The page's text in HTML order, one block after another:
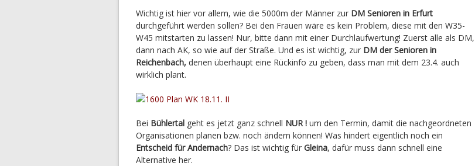
Wichtig ist hier vor allem, wie die 5000m der Männer zur DM Senioren in Erfurt
durchgeführt werden sollen? Bei den Frauen wäre es kein Problem, diese mit den W35-
W45 mitstarten zu lassen! Nur, bitte dann mit einer Durchlaufwertung! Zuerst alle als DM,
dann nach AK, so wie auf der Straße. Und es ist wichtig, zur DM der Senioren in
Reichenbach, denen überhaupt eine Rückinfo zu geben, dass man mit dem 23.4. auch
wirklich plant.
Bei Bühlertal geht es jetzt ganz schnell NUR ! um den Termin, damit die nachgeordneten
Organisationen planen bzw. noch ändern können! Was hindert eigentlich noch ein
Entscheid für Andernach? Das ist wichtig für Gleina, dafür muss dann schnell eine
Alternative her.